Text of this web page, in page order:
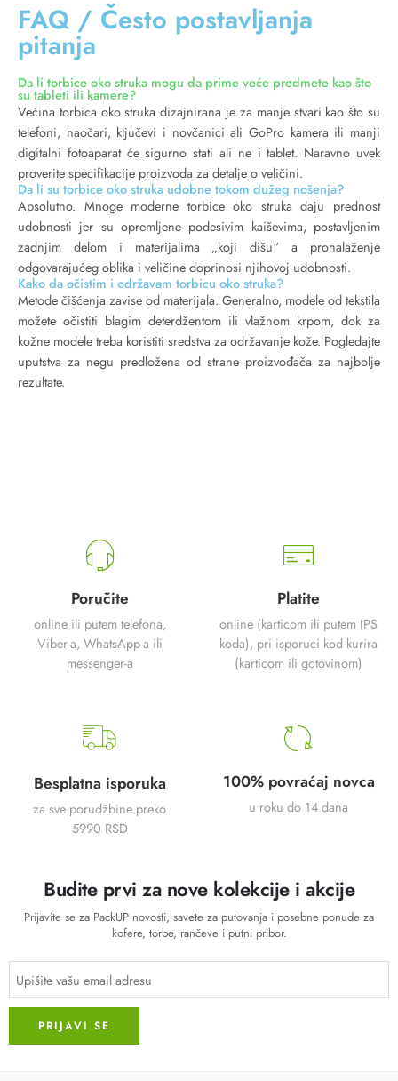
FAQ / Često postavljanja
pitanja
Da li torbice oko struka mogu da prime veće predmete kao što
su tableti ili kamere?
Većina torbica oko struka dizajnirana je za manje stvari kao što su
telefoni, naočari, ključevi i novčanici ali GoPro kamera ili manji
digitalni fotoaparat će sigurno stati ali ne i tablet. Naravno uvek
proverite specifikacije proizvoda za detalje o veličini.
Da li su torbice oko struka udobne tokom dužeg nošenja?
Apsolutno. Mnoge moderne torbice oko struka daju prednost
udobnosti jer su opremljene podesivim kaiševima, postavljenim
zadnjim delom i materijalima „koji dišu“ a pronalaženje
odgovarajućeg oblika i veličine doprinosi njihovoj udobnosti.
Kako da očistim i održavam torbicu oko struka?
Metode čišćenja zavise od materijala. Generalno, modele od tekstila
možete očistiti blagim deterdžentom ili vlažnom krpom, dok za
kožne modele treba koristiti sredstva za održavanje kože. Pogledajte
uputstva za negu predložena od strane proizvođača za najbolje
rezultate.
Poručite
online ili putem telefona,
Viber-a, WhatsApp-a ili
messenger-a
Platite
online (karticom ili putem IPS
koda), pri isporuci kod kurira
(karticom ili gotovinom)
Besplatna isporuka
za sve porudžbine preko
5990 RSD
100% povraćaj novca
u roku do 14 dana
Budite prvi za nove kolekcije i akcije
Prijavite se za PackUP novosti, savete za putovanja i posebne ponude za
kofere, torbe, rančeve i putni pribor.